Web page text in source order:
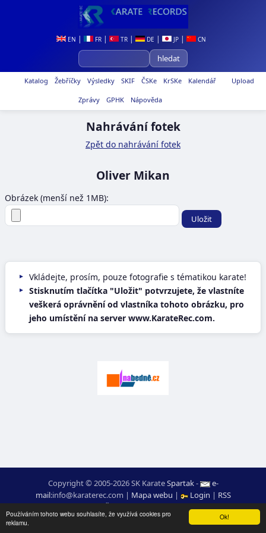
Ok!
Používáním tohoto webu souhlasíte, že využívá cookies pro
reklamu.
EN | FR | TR | DE | JP | CN
Upload
Katalog Žebříčky Výsledky SKIF ČSKe KrSKe Kalendář
Zprávy GPHK Nápověda
Nahrávání fotek
Zpět do nahrávání fotek
Oliver Mikan
Obrázek (menší než 1MB):
Vkládejte, prosím, pouze fotografie s tématikou karate!
Stisknutím tlačítka "Uložit" potvrzujete, že vlastníte
veškerá oprávnění od vlastníka tohoto obrázku, pro
jeho umístění na server www.KarateRec.com.
Copyright © 2005-2026 SK KarateSpartak-
e-
mail:moc.ceretarak@ofni | Mapa webu | Login | RSS
webdesign:Ing. Pavel Švojgr,výsledky karate: Mgr. Jiří Kotala